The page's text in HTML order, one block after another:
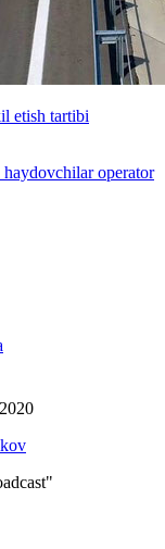
etish tartibi
operator